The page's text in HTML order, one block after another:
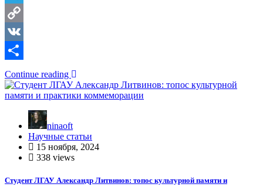
Telegram
Copy
Link
VK
Отправить
Continue reading
ninaoft
Научные статьи
15 ноября, 2024
338 views
Студент ЛГАУ Александр Литвинов: топос культурной памяти и